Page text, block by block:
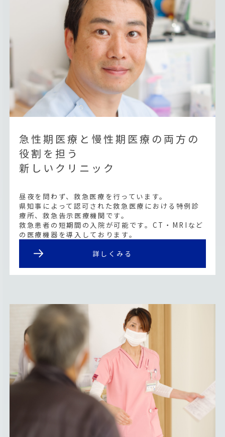
急性期医療と慢性期医療の両方の
役割を担う
新しいクリニック
昼夜を問わず、救急医療を行っています。
県知事によって認可された救急医療における特例診
療所、救急告示医療機関です。
救急患者の短期間の入院が可能です。CT・MRIなど
の医療機器を導入しております。
詳しくみる